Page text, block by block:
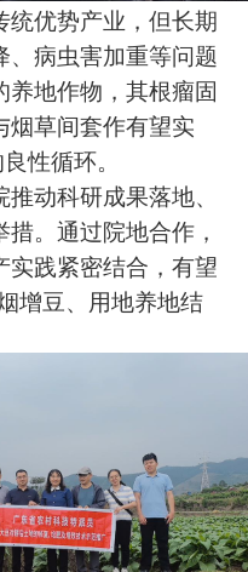
优势产业，但长期
病虫害加重等问题
养地作物，其根瘤固
烟草间套作有望实
性循环。
动科研成果落地、
。通过院地合作，
践紧密结合，有望
增豆、用地养地结